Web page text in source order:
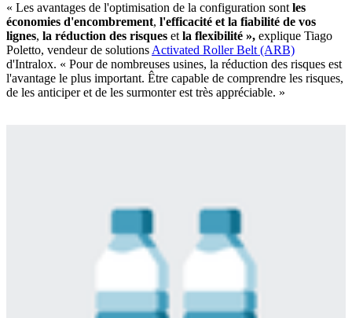
« Les avantages de l'optimisation de la configuration sont les
économies d'encombrement, l'efficacité et la fiabilité de vos
lignes, la réduction des risques et la flexibilité », explique Tiago
Poletto, vendeur de solutions Activated Roller Belt (ARB)
d'Intralox. « Pour de nombreuses usines, la réduction des risques est
l'avantage le plus important. Être capable de comprendre les risques,
de les anticiper et de les surmonter est très appréciable. »